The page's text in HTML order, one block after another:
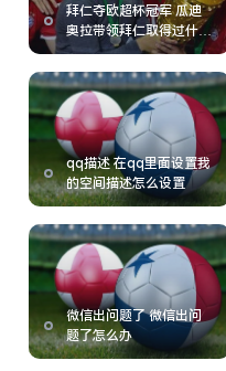
拜仁夺欧超杯冠军 瓜迪
奥拉带领拜仁取得过什么
冠军
qq描述 在qq里面设置我
的空间描述怎么设置
微信出问题了 微信出问
题了怎么办